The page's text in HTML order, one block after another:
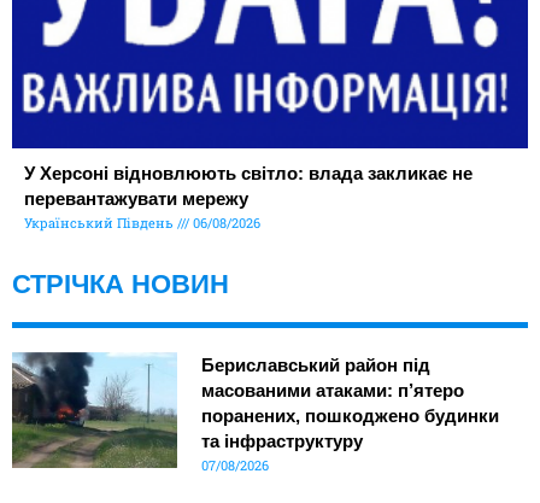
У Херсоні відновлюють світло: влада закликає не
перевантажувати мережу
Український Південь 06/08/2026
СТРІЧКА НОВИН
Бериславський район під
масованими атаками: п’ятеро
поранених, пошкоджено будинки
та інфраструктуру
07/08/2026